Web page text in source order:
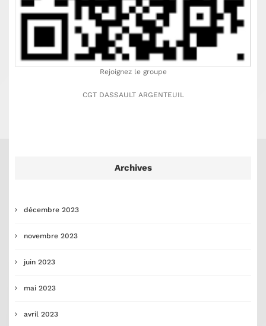
Rejoignez le groupe
CGT DASSAULT ARGENTEUIL
Archives
décembre 2023
novembre 2023
juin 2023
mai 2023
avril 2023